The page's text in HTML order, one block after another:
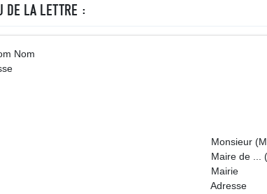
DE LA LETTRE :
Nom A
(Madame)... (Nom,
de ... (nom de la